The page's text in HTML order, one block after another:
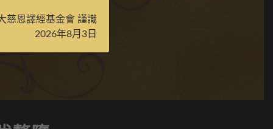
慈恩譯經基金會 謹識
2026年8月3日